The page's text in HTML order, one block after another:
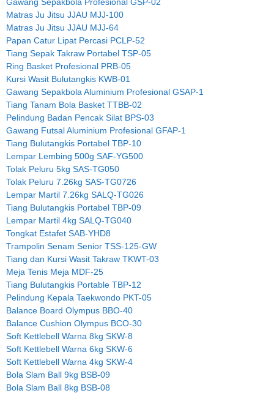
Matras Ju Jitsu JJAU MJJ-100
Matras Ju Jitsu JJAU MJJ-64
Papan Catur Lipat Percasi PCLP-52
Tiang Sepak Takraw Portabel TSP-05
Ring Basket Profesional PRB-05
Kursi Wasit Bulutangkis KWB-01
Gawang Sepakbola Aluminium Profesional GSAP-1
Tiang Tanam Bola Basket TTBB-02
Pelindung Badan Pencak Silat BPS-03
Gawang Futsal Aluminium Profesional GFAP-1
Tiang Bulutangkis Portabel TBP-10
Lempar Lembing 500g SAF-YG500
Tolak Peluru 5kg SAS-TG050
Tolak Peluru 7.26kg SAS-TG0726
Lempar Martil 7.26kg SALQ-TG026
Tiang Bulutangkis Portabel TBP-09
Lempar Martil 4kg SALQ-TG040
Tongkat Estafet SAB-YHD8
Trampolin Senam Senior TSS-125-GW
Tiang dan Kursi Wasit Takraw TKWT-03
Meja Tenis Meja MDF-25
Tiang Bulutangkis Portable TBP-12
Pelindung Kepala Taekwondo PKT-05
Balance Board Olympus BBO-40
Balance Cushion Olympus BCO-30
Soft Kettlebell Warna 8kg SKW-8
Soft Kettlebell Warna 6kg SKW-6
Soft Kettlebell Warna 4kg SKW-4
Bola Slam Ball 9kg BSB-09
Bola Slam Ball 8kg BSB-08